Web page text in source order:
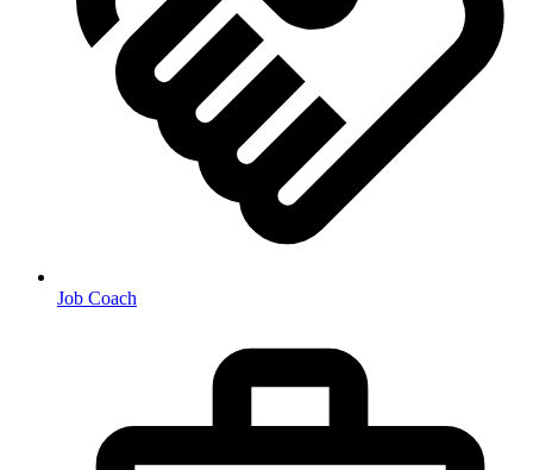
Job Coach